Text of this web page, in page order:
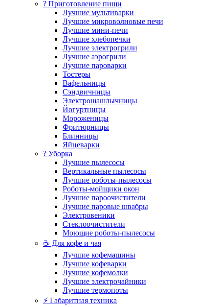
? Приготовление пищи
Лучшие мультиварки
Лучшие микроволновые печи
Лучшие мини-печи
Лучшие хлебопечки
Лучшие электрогрили
Лучшие аэрогрили
Лучшие пароварки
Тостеры
Вафельницы
Сэндвичницы
Электрошашлычницы
Йогуртницы
Мороженицы
Фритюрницы
Блинницы
Яйцеварки
? Уборка
Лучшие пылесосы
Вертикальные пылесосы
Лучшие роботы-пылесосы
Роботы-мойщики окон
Лучшие пароочистители
Лучшие паровые швабры
Электровеники
Стеклоочистители
Моющие роботы-пылесосы
☕ Для кофе и чая
Лучшие кофемашины
Лучшие кофеварки
Лучшие кофемолки
Лучшие электрочайники
Лучшие термопоты
⚡ Габаритная техника